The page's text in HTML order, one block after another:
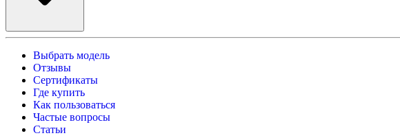
Выбрать модель
Отзывы
Сертификаты
Где купить
Как пользоваться
Частые вопросы
Статьи